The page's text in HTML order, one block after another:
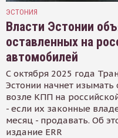
ЭСТОНИЯ
Власти Эстонии
оставленных на
автомобилей
С октября 2025 года
Эстонии начнет
возле КПП на
- если их законные
месяц - продавать. Об
издание ERR